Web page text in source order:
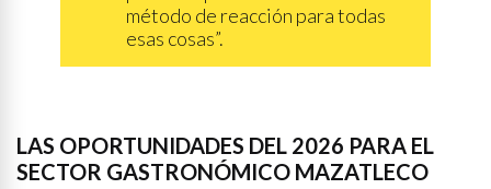
método de reacción para todas
esas cosas”.
LAS OPORTUNIDADES DEL 2026 PARA EL
SECTOR GASTRONÓMICO MAZATLECO